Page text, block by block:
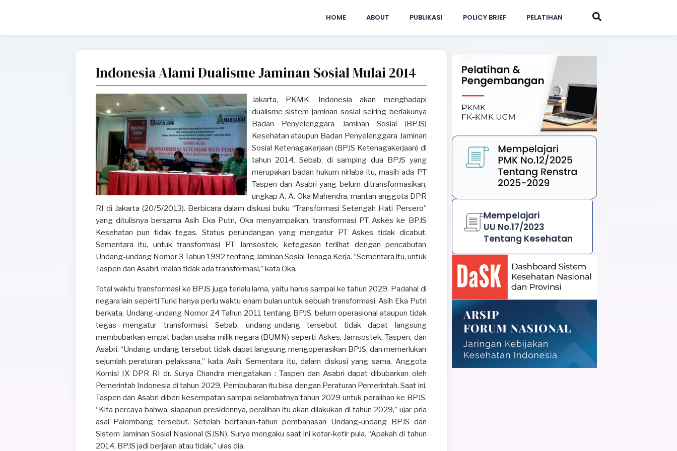
HOME ABOUT PUBLIKASI POLICY BRIEF PELATIHAN
Indonesia Alami Dualisme Jaminan Sosial Mulai 2014
Jakarta, PKMK. Indonesia akan menghadapi
dualisme sistem jaminan sosial seiring berlakunya
Badan Penyelenggara Jaminan Sosial (BPJS)
Kesehatan ataupun Badan Penyelenggara Jaminan
Sosial Ketenagakerjaan (BPJS Ketenagakerjaan) di
tahun 2014. Sebab, di samping dua BPJS yang
merupakan badan hukum nirlaba itu, masih ada PT
Taspen dan Asabri yang belum ditransformasikan,
ungkap A. A. Oka Mahendra, mantan anggota DPR
RI di Jakarta (20/5/2013). Berbicara dalam diskusi buku “Transformasi Setengah Hati Persero”
yang ditulisnya bersama Asih Eka Putri, Oka menyampaikan, transformasi PT Askes ke BPJS
Kesehatan pun tidak tegas. Status perundangan yang mengatur PT Askes tidak dicabut.
Sementara itu, untuk transformasi PT Jamsostek, ketegasan terlihat dengan pencabutan
Undang-undang Nomor 3 Tahun 1992 tentang Jaminan Sosial Tenaga Kerja. “Sementara itu, untuk
Taspen dan Asabri, malah tidak ada transformasi,” kata Oka.
Total waktu transformasi ke BPJS juga terlalu lama, yaitu harus sampai ke tahun 2029. Padahal di
negara lain seperti Turki hanya perlu waktu enam bulan untuk sebuah transformasi. Asih Eka Putri
berkata, Undang-undang Nomor 24 Tahun 2011 tentang BPJS, belum operasional ataupun tidak
tegas mengatur transformasi. Sebab, undang-undang tersebut tidak dapat langsung
membubarkan empat badan usaha milik negara (BUMN) seperti Askes, Jamsostek, Taspen, dan
Asabri. “Undang-undang tersebut tidak dapat langsung mengoperasikan BPJS, dan memerlukan
sejumlah peraturan pelaksana,” kata Asih. Sementara itu, dalam diskusi yang sama, Anggota
Komisi IX DPR RI dr. Surya Chandra mengatakan : Taspen dan Asabri dapat dibubarkan oleh
Pemerintah Indonesia di tahun 2029. Pembubaran itu bisa dengan Peraturan Pemerintah. Saat ini,
Taspen dan Asabri diberi kesempatan sampai selambatnya tahun 2029 untuk peralihan ke BPJS.
“Kita percaya bahwa, siapapun presidennya, peralihan itu akan dilakukan di tahun 2029,” ujar pria
asal Palembang tersebut. Setelah bertahun-tahun pembahasan Undang-undang BPJS dan
Sistem Jaminan Sosial Nasional (SJSN), Surya mengaku saat ini ketar-ketir pula. “Apakah di tahun
2014, BPJS jadi berjalan atau tidak,” ulas dia.
Mempelajari
UU No.17/2023
Tentang Kesehatan